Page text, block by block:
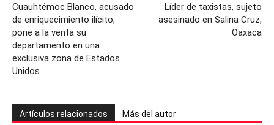
Cuauhtémoc Blanco, acusado
de enriquecimiento ilícito,
pone a la venta su
departamento en una
exclusiva zona de Estados
Unidos
Líder de taxistas, sujeto
asesinado en Salina Cruz,
Oaxaca
Artículos relacionados Más del autor